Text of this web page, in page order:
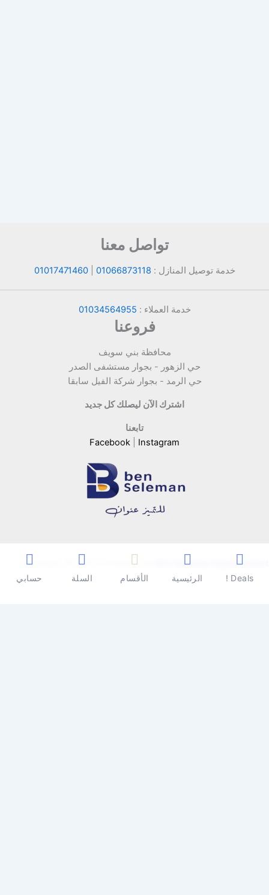
تواصل معنا
خدمة توصيل المنازل : 01066873118
|
01017471460
خدمة العملاء : 01034564955
فروعنا
محافظة بني سويف
حي الزهور - بجوار مستشفى الصدر
حي الرمد - بجوار شركة الفيل سابقا
اشترك الآن ليصلك كل جديد
تابعنا
Facebook
Instagram
Copyright © 2026 | Powered by Ben Seleman Hypermarket
Deals ! الرئيسية الأقسام السلة حسابي